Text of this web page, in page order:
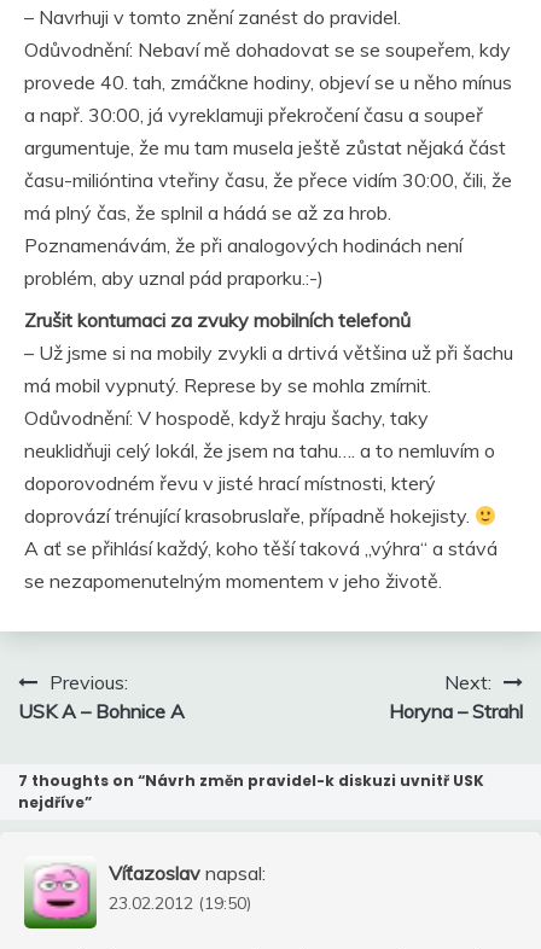
– Navrhuji v tomto znění zanést do pravidel.
Odůvodnění: Nebaví mě dohadovat se se soupeřem, kdy
provede 40. tah, zmáčkne hodiny, objeví se u něho mínus
a např. 30:00, já vyreklamuji překročení času a soupeř
argumentuje, že mu tam musela ještě zůstat nějaká část
času-milióntina vteřiny času, že přece vidím 30:00, čili, že
má plný čas, že splnil a hádá se až za hrob.
Poznamenávám, že při analogových hodinách není
problém, aby uznal pád praporku.:-)
Zrušit kontumaci za zvuky mobilních telefonů
– Už jsme si na mobily zvykli a drtivá většina už při šachu
má mobil vypnutý. Represe by se mohla zmírnit.
Odůvodnění: V hospodě, když hraju šachy, taky
neuklidňuji celý lokál, že jsem na tahu…. a to nemluvím o
doporovodném řevu v jisté hrací místnosti, který
doprovází trénující krasobruslaře, případně hokejisty.
A ať se přihlásí každý, koho těší taková „výhra“ a stává
se nezapomenutelným momentem v jeho životě.
Navigace
příspěvek
Previous:
USK A – Bohnice A
Next:
Horyna – Strahl
7 thoughts on “Návrh změn pravidel-k diskuzi uvnitř USK
nejdříve”
Víťazoslav napsal:
23.02.2012 (19:50)